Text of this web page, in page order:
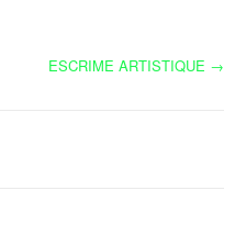
ESCRIME ARTISTIQUE →